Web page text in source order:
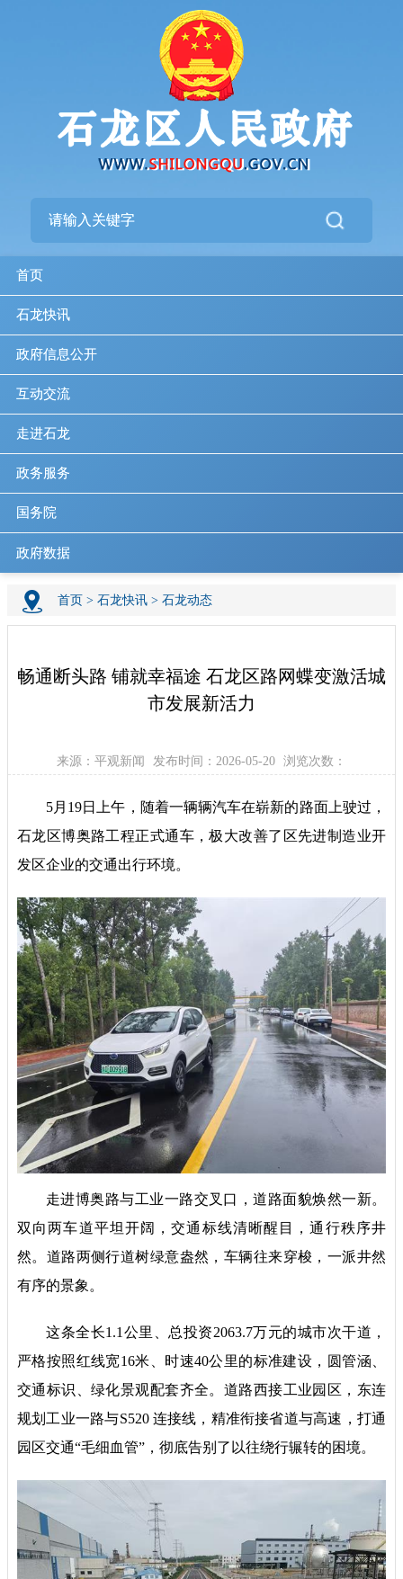
首页
石龙快讯
政府信息公开
互动交流
走进石龙
政务服务
国务院
政府数据
首页 > 石龙快讯 > 石龙动态
畅通断头路 铺就幸福途 石龙区路网蝶变激活城
市发展新活力
来源：平观新闻 发布时间：2026-05-20 浏览次数：
5月19日上午，随着一辆辆汽车在崭新的路面上驶过，
石龙区博奥路工程正式通车，极大改善了区先进制造业开
发区企业的交通出行环境。
走进博奥路与工业一路交叉口，道路面貌焕然一新。
双向两车道平坦开阔，交通标线清晰醒目，通行秩序井
然。道路两侧行道树绿意盎然，车辆往来穿梭，一派井然
有序的景象。
这条全长1.1公里、总投资2063.7万元的城市次干道，
严格按照红线宽16米、时速40公里的标准建设，圆管涵、
交通标识、绿化景观配套齐全。道路西接工业园区，东连
规划工业一路与S520 连接线，精准衔接省道与高速，打通
园区交通“毛细血管”，彻底告别了以往绕行辗转的困境。